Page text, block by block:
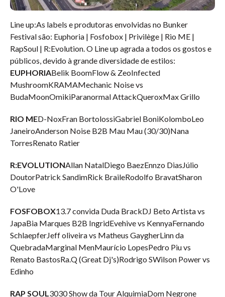
Line up:As labels e produtoras envolvidas no Bunker
Festivalsão: Euphoria | Fosfobox | Privilège | Rio ME |
RapSoul | R:Evolution. O Line up agrada a todos os gostos e
públicos, devido à grande diversidade de estilos:
EUPHORIABelik BoomFlow & ZeoInfected
MushroomKRAMAMechanic Noise vs
BudaMoonOmikiParanormal AttackQueroxMax Grillo
RIO MED-NoxFran BortolossiGabriel BoniKolomboLeo
JaneiroAnderson Noise B2B Mau Mau (30/30)Nana
TorresRenato Ratier
R:EVOLUTIONAllan NatalDiego BaezEnnzo DiasJúlio
DoutorPatrick SandimRick BraileRodolfo BravatSharon
O'Love
FOSFOBOX13.7 convida Duda BrackDJ Beto Artista vs
JapaBia Marques B2B IngridEvehive vs KennyaFernando
SchlaepferJeff oliveira vs Matheus GaygherLinn da
QuebradaMarginal MenMaurício LopesPedro Piu vs
Renato BastosRa.Q (Great Dj's)Rodrigo SWilson Power vs
Edinho
RAP SOUL 3030 Show da Tour AlquimiaDom Negrone